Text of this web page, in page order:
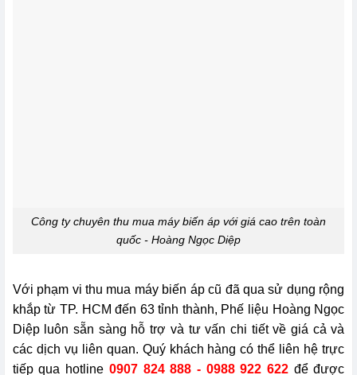
Công ty chuyên thu mua máy biến áp với giá cao trên toàn
quốc - Hoàng Ngọc Diệp
Với phạm vi thu mua máy biến áp cũ đã qua sử dụng rộng
khắp từ TP. HCM đến 63 tỉnh thành, Phế liệu Hoàng Ngọc
Diệp luôn sẵn sàng hỗ trợ và tư vấn chi tiết về giá cả và
các dịch vụ liên quan. Quý khách hàng có thể liên hệ trực
tiếp qua hotline 0907 824 888 - 0988 922 622để được